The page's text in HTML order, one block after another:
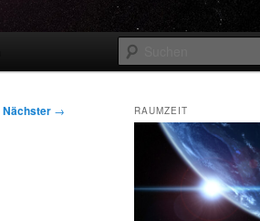
Nächster → RAUMZEIT